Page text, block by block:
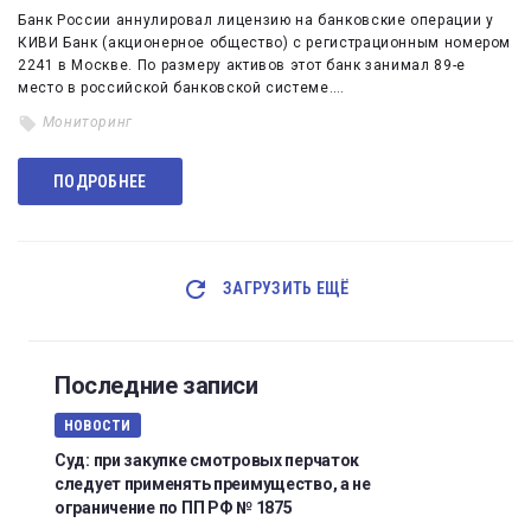
Банк России аннулировал лицензию на банковские операции у
КИВИ Банк (акционерное общество) с регистрационным номером
2241 в Москве. По размеру активов этот банк занимал 89-е
место в российской банковской системе.…
Мониторинг
ПОДРОБНЕЕ
ЗАГРУЗИТЬ ЕЩЁ
Последние записи
НОВОСТИ
Суд: при закупке смотровых перчаток
следует применять преимущество, а не
ограничение по ПП РФ № 1875